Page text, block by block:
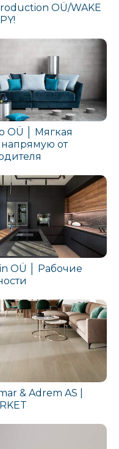
решения
коробки -
вниманием к
розничной и
Теневые
дизайна
глубину
образ. Они
двумя
играть с
придают
особенности
новейшие
которые
в дизайне
особенно
OÜ/WAKE
OÜ │ Мягкая
от
OÜ │ Рабочие
& Adrem AS |